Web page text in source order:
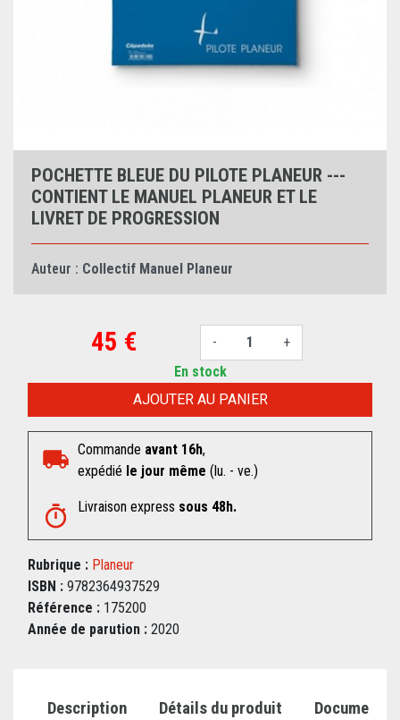
POCHETTE BLEUE DU PILOTE PLANEUR ---
CONTIENT LE MANUEL PLANEUR ET LE
LIVRET DE PROGRESSION
Auteur : Collectif Manuel Planeur
45 € - +
AJOUTER AU PANIER
En stock
Commande avant 16h,
expédié le jour même (lu. - ve.)
Livraison express sous 48h.
Rubrique : Planeur
ISBN : 9782364937529
Référence : 175200
Année de parution : 2020
Description Détails du produit Documents